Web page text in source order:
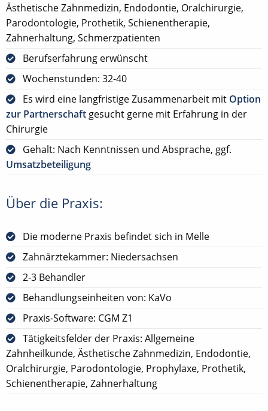
Ästhetische Zahnmedizin, Endodontie, Oralchirurgie,
Parodontologie, Prothetik, Schienentherapie,
Zahnerhaltung, Schmerzpatienten
Berufserfahrung erwünscht
Wochenstunden: 32-40
Es wird eine langfristige Zusammenarbeit mit Option
zur Partnerschaft gesucht gerne mit Erfahrung in der
Chirurgie
Gehalt: Nach Kenntnissen und Absprache, ggf.
Umsatzbeteiligung
Über die Praxis:
Die moderne Praxis befindet sich in Melle
Zahnärztekammer: Niedersachsen
2-3 Behandler
Behandlungseinheiten von: KaVo
Praxis-Software: CGM Z1
Tätigkeitsfelder der Praxis: Allgemeine
Zahnheilkunde, Ästhetische Zahnmedizin, Endodontie,
Oralchirurgie, Parodontologie, Prophylaxe, Prothetik,
Schienentherapie, Zahnerhaltung